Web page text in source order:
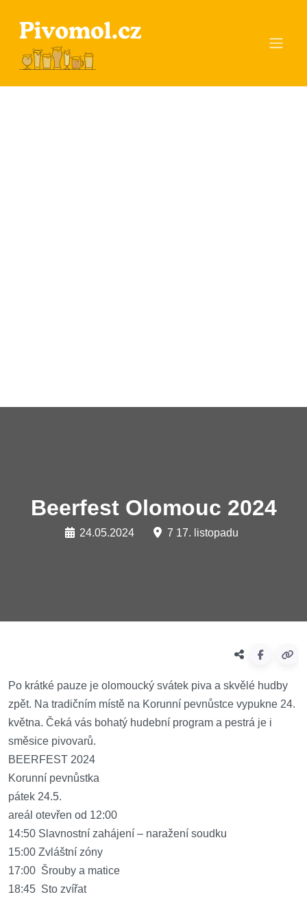
Beerfest Olomouc 2024
24.05.2024 7 17. listopadu
Po krátké pauze je olomoucký svátek piva a skvělé hudby
zpět. Na tradičním místě na Korunní pevnůstce vypukne 24.
května. Čeká vás bohatý hudební program a pestrá je i
směsice pivovarů.
BEERFEST 2024
Korunní pevnůstka
pátek 24.5.
areál otevřen od 12:00
14:50 Slavnostní zahájení – naražení soudku
15:00 Zvláštní zóny
17:00 Šrouby a matice
18:45 Sto zvířat